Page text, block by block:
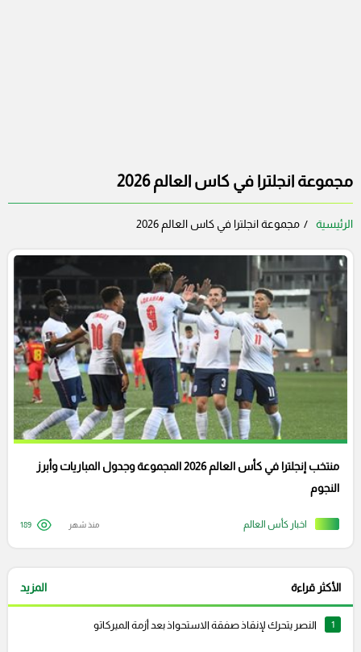
مجموعة انجلترا في كاس العالم 2026
الرئيسية مجموعة انجلترا في كاس العالم 2026
اخبار كأس العالم
منتخب إنجلترا في كأس العالم 2026 المجموعة وجدول المباريات وأبرز
النجوم
منذ شهر 189
الأكثر قراءة المزيد
1 النصر يتحرك لإنقاذ صفقة الاستحواذ بعد أزمة الميركاتو